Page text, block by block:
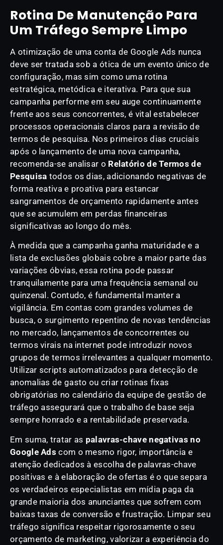
Rotina De Manutenção Para
Um Tráfego Sempre Limpo
A otimização de uma conta de Google Ads nunca
deve ser tratada sob a ótica de um evento único de
configuração, mas sim como uma rotina
estratégica, metódica e iterativa. Para que sua
campanha performe em seu auge continuamente
frente aos seus concorrentes, é vital estabelecer
processos operacionais claros para a revisão de
termos de pesquisa. Nos primeiros dias cruciais
após o lançamento de uma nova campanha,
recomenda-se analisar o Relatório de Termos de
Pesquisa todos os dias, adicionando negativas de
forma reativa e proativa para estancar
sangramentos de orçamento rapidamente antes
que se acumulem em perdas financeiras
significativas ao longo do mês.
À medida que a campanha ganha maturidade e a
lista de exclusões globais cobre a maior parte das
variações óbvias, essa rotina pode passar
tranquilamente para uma frequência semanal ou
quinzenal. Contudo, é fundamental manter a
vigilância. Em contas com grandes volumes de
busca, o surgimento repentino de novas tendências
no mercado, lançamentos de concorrentes ou
termos virais na internet pode introduzir novos
grupos de termos irrelevantes a qualquer momento.
Utilizar scripts automatizados para detecção de
anomalias de gasto ou criar rotinas fixas
obrigatórias no calendário da equipe de gestão de
tráfego assegurará que o trabalho de base seja
sempre honrado e a rentabilidade preservada.
Em suma, tratar as palavras-chave negativas no
Google Ads com o mesmo rigor, importância e
atenção dedicados à escolha de palavras-chave
positivas e à elaboração de ofertas é o que separa
os verdadeiros especialistas em mídia paga da
grande maioria dos anunciantes que sofrem com
baixas taxas de conversão e frustração. Limpar seu
tráfego significa respeitar rigorosamente o seu
orçamento de marketing, valorizar a experiência do